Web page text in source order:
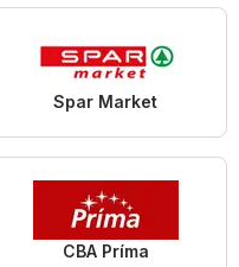
Spar Market
CBA Príma